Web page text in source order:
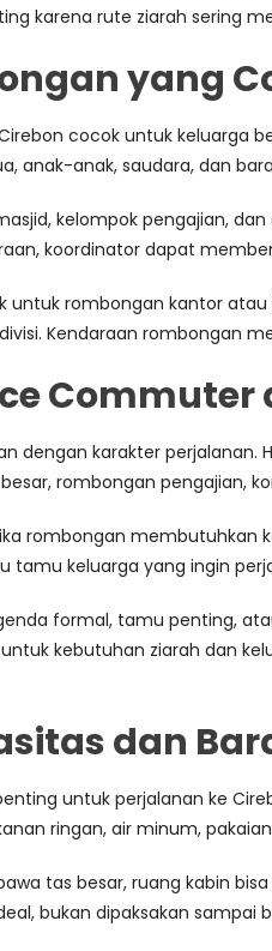
karena rute ziarah sering
yang
cocok untuk keluarga
anak-anak, saudara, dan
kelompok pengajian,
koordinator dapat
untuk rombongan kantor
Kendaraan rombongan
Commuter
dengan karakter
rombongan pengajian,
rombongan membutuhkan
tamu keluarga yang ingin
formal, tamu penting,
kebutuhan ziarah dan
dan
untuk perjalanan ke
ringan, air minum,
tas besar, ruang kabin
bukan dipaksakan sampai